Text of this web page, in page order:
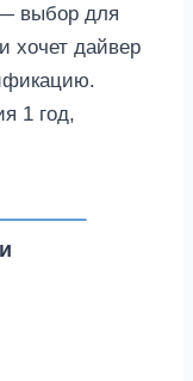
выбор для
хочет дайвер
1 год,